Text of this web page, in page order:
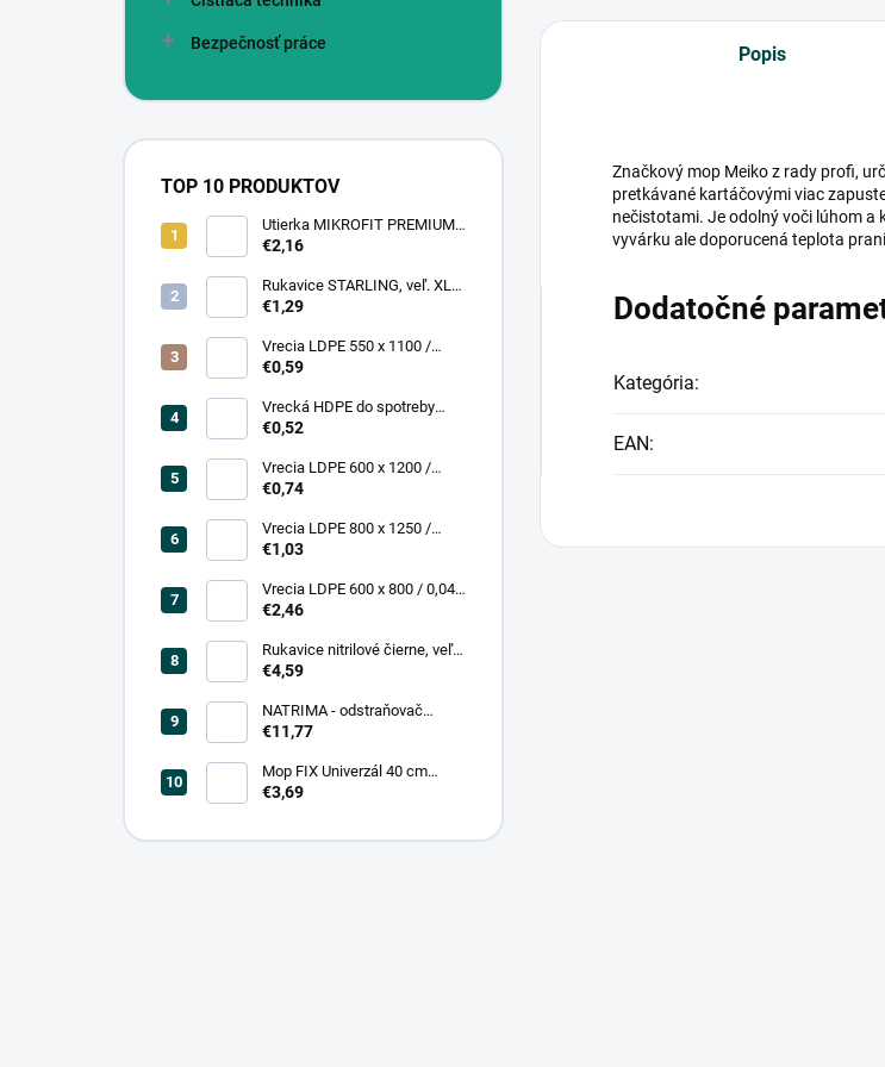
Bezpečnosť práce
TOP 10 PRODUKTOV
Utierka MIKROFIT PREMIUM
920 40x40 cm, 305 gr./m2
€2,16
Rukavice STARLING, veľ. XL
(12 pár = bal)
€1,29
Vrecia LDPE 550 x 1100 /
0,13,1A, číra
€0,59
Vrecká HDPE do spotreby
300x400/0,007, číre, (50 ks =
€0,52
Vrecia LDPE 600 x 1200 /
0,200, transparent (25 ks)
€0,74
Vrecia LDPE 800 x 1250 /
0,20, čierna (25 ks = bal)
€1,03
Vrecia LDPE 600 x 800 / 0,04,
biele (25 ks = rol)
€2,46
Rukavice nitrilové čierne, veľ.
L (100 ks = box)
€4,59
NATRIMA - odstraňovač
starých náterov (0,75 L = bal)
€11,77
Mop FIX Univerzál 40 cm
bavlnený Fmix
€3,69
Popis
Značkový mop Meiko z rady profi,
pretkávané kartáčovými viac
nečistotami. Je odolný voči lúhom a
vyvárku ale doporucená teplota
Dodatočné
Kategória:
EAN: